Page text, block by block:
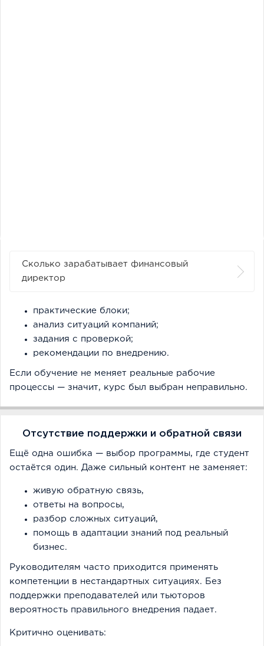
Сколько зарабатывает финансовый
директор
практические блоки;
анализ ситуаций компаний;
задания с проверкой;
рекомендации по внедрению.
Если обучение не меняет реальные рабочие
процессы — значит, курс был выбран неправильно.
Отсутствие поддержки и обратной связи
Ещё одна ошибка — выбор программы, где студент
остаётся один. Даже сильный контент не заменяет:
живую обратную связь,
ответы на вопросы,
разбор сложных ситуаций,
помощь в адаптации знаний под реальный
бизнес.
Руководителям часто приходится применять
компетенции в нестандартных ситуациях. Без
поддержки преподавателей или тьюторов
вероятность правильного внедрения падает.
Критично оценивать: